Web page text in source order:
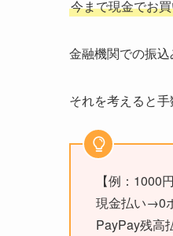
今まで現金でお
金融機関での振込
それを考えると
【例：1000
現金払い→0
PayPay残高